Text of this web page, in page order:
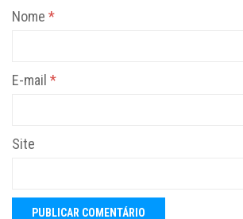
Nome *
E-mail *
Site